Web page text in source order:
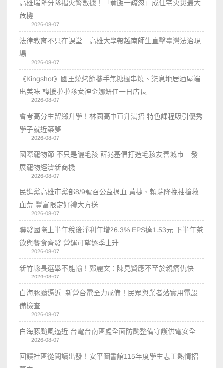
高雄瑞隆分隊揭火警數據！「煮飯一疏忽」成住宅火災最大
危機
2026-08-07
法律教育不只在課堂 高雄大學帶越南師生直擊臺灣法治現
場
2026-08-07
《Kingshot》國王燒烤節攜手焦糖楓串燒、柒息地居酒屋端
出美味 韓援啦啦隊女神金娜妍任一日店長
2026-08-07
會考高分生留鄉升學！林園高中直升滿招 特色課程吸引優秀
學子就近築夢
2026-08-07
國際寵物節 不只是曬毛孩 薛兆基倡打造毛孩友善城市 發
展寵物經濟新商機
2026-08-07
民進黨高雄市黨部8/9號召公益捐血 黃捷、賴瑞隆挽袖搶救
血荒 豐富限定好禮大方送
2026-08-07
聯發國際上半年稅後淨利年增26.3% EPS達1.53元 下半年茶
飲與餐食齊發 營運可望逐季上升
2026-08-07
新竹縣長選舉不能輸！鄭麗文：陳見賢應不至於親痛仇快
2026-08-07
白海豚颱逼近 新營台電全力戒備！民眾與業者落實用電設
備檢查
2026-08-07
白海豚颱風逼近 台電台南區處全面防颱整備守護供電安全
2026-08-07
回饋社區從閱讀出發！安平圖書館115年度學生志工熱情招